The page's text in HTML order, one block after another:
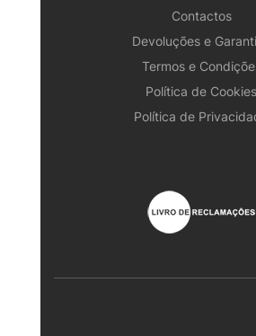
Contactos
Devoluções e
Termos e
Política de Cookies
Política de